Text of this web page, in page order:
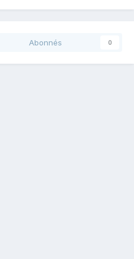
Abonnés 0